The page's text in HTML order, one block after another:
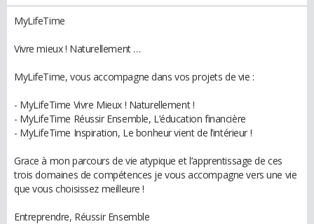
MyLifeTime
Vivre mieux ! Naturellement …
MyLifeTime, vous accompagne dans vos projets de vie :
- MyLifeTime Vivre Mieux ! Naturellement !
- MyLifeTime Réussir Ensemble, L’éducation financière
- MyLifeTime Inspiration, Le bonheur vient de l’intérieur !
Grace à mon parcours de vie atypique et l’apprentissage de ces
trois domaines de compétences je vous accompagne vers une vie
que vous choisissez meilleure !
Entreprendre, Réussir Ensemble